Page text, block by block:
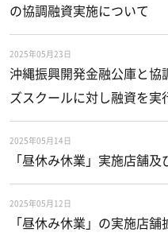
の協調融資実施について
2025年05月23日
沖縄振興開発金融公庫と協
ズスクールに対し融資を実
2025年05月14日
「昼休み休業」実施店舗
2025年05月12日
「昼休み休業」の実施店